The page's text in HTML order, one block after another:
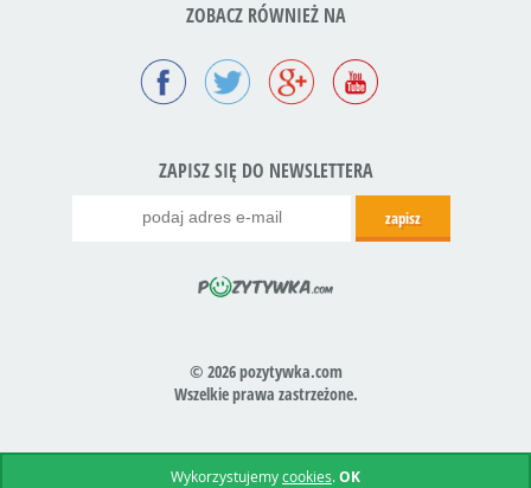
ZOBACZ RÓWNIEŻ NA
ZAPISZ SIĘ DO NEWSLETTERA
© 2026 pozytywka.com
Wszelkie prawa zastrzeżone.
Wykorzystujemycookies.OK